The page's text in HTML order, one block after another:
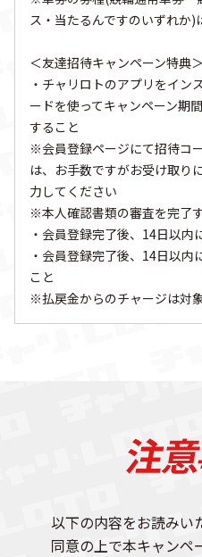
ス・当たるんですのいずれか)
＜友達招待キャンペーン特典＞
・チャリロトのアプリをイン
ードを使ってキャンペーン期
すること
※会員登録ページにて招待コ
は、お手数ですがお受け取り
力してください
※本人確認書類の審査を完了
・会員登録完了後、14日以内
・会員登録完了後、14日以
こと
※払戻金からのチャージは対
以下の内容をお読みい
同意の上で本キャンペ